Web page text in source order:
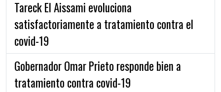
Tareck El Aissami evoluciona
satisfactoriamente a tratamiento contra el
covid-19
Gobernador Omar Prieto responde bien a
tratamiento contra covid-19